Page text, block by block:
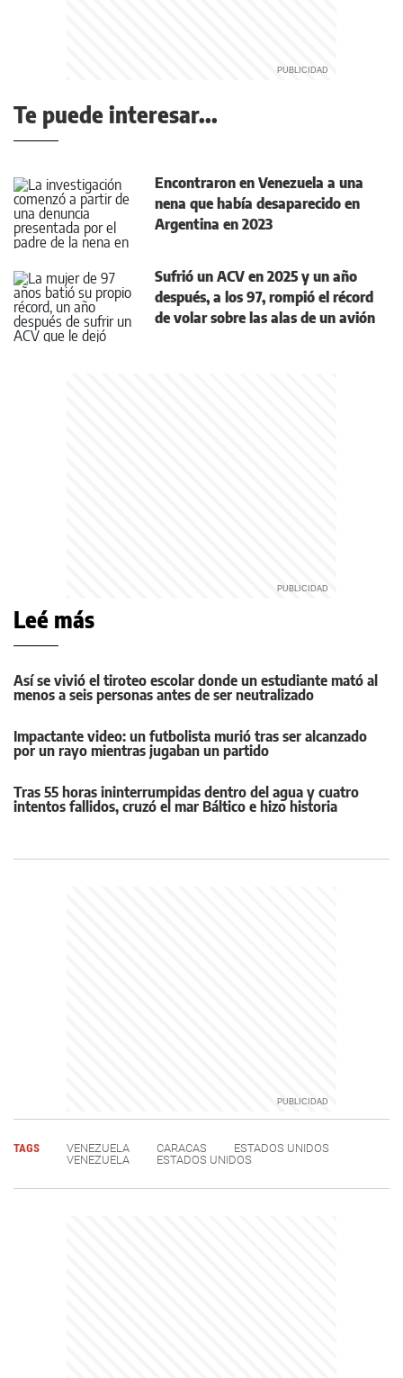
Te puede interesar...
Encontraron en Venezuela a una
nena que había desaparecido en
Argentina en 2023
Sufrió un ACV en 2025 y un año
después, a los 97, rompió el récord
de volar sobre las alas de un avión
Leé más
Así se vivió el tiroteo escolar donde un estudiante mató al
menos a seis personas antes de ser neutralizado
Impactante video: un futbolista murió tras ser alcanzado
por un rayo mientras jugaban un partido
Tras 55 horas ininterrumpidas dentro del agua y cuatro
intentos fallidos, cruzó el mar Báltico e hizo historia
TAGS VENEZUELA CARACAS
ESTADOS UNIDOS
VENEZUELA
ESTADOS UNIDOS